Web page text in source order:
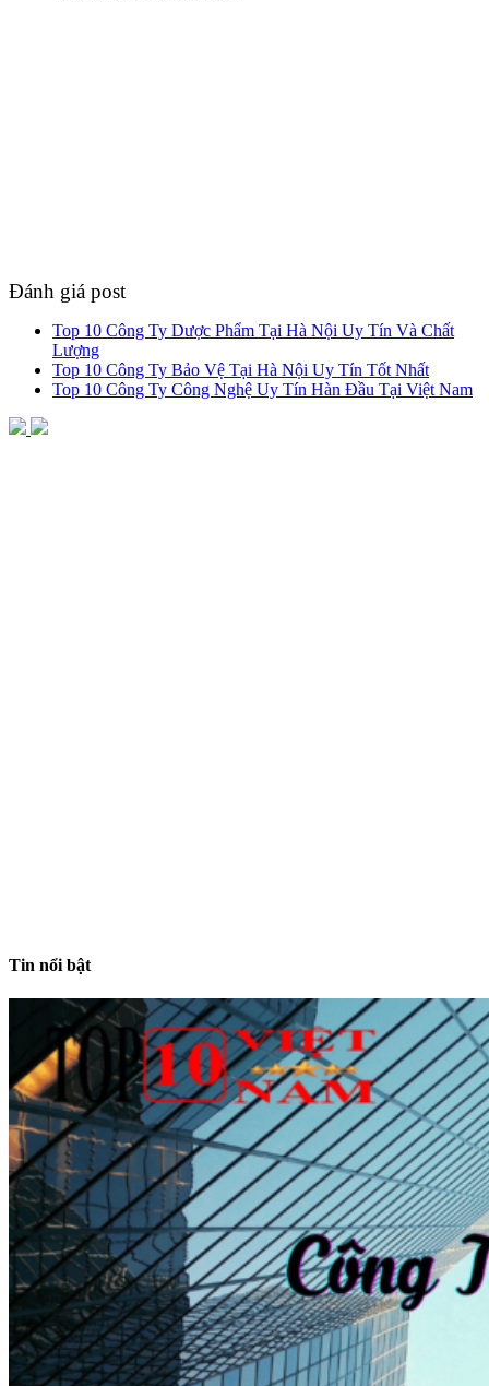
Đánh giá post
Top 10 Công Ty Dược Phẩm Tại Hà Nội Uy Tín Và Chất
Lượng
Top 10 Công Ty Bảo Vệ Tại Hà Nội Uy Tín Tốt Nhất
Top 10 Công Ty Công Nghệ Uy Tín Hàn Đầu Tại Việt Nam
Tin nổi bật